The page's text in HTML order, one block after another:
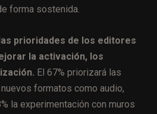
forma sostenida.
prioridades de los editores
la activación, los
El 67% priorizará las
formatos como audio,
la experimentación con muros